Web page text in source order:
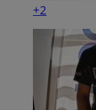
+2